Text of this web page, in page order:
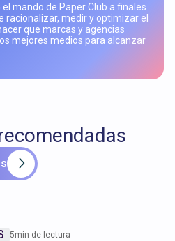
mando de Paper Club a finales
racionalizar, medir y optimizar el
que marcas y agencias
mejores medios para alcanzar
5min de lectura